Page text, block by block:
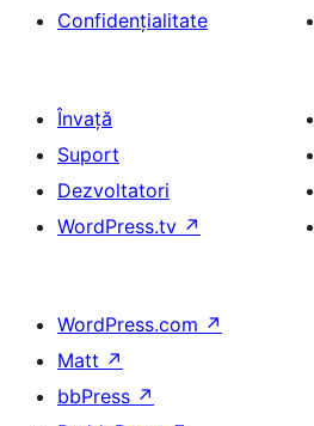
Confidențialitate
Învață
Suport
Dezvoltatori
WordPress.tv ↗
WordPress.com ↗
Matt ↗
bbPress ↗